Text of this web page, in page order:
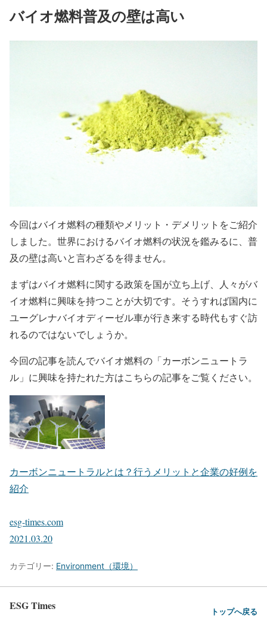
バイオ燃料普及の壁は高い
今回はバイオ燃料の種類やメリット・デメリットをご紹介
しました。世界におけるバイオ燃料の状況を鑑みるに、普
及の壁は高いと言わざるを得ません。
まずはバイオ燃料に関する政策を国が立ち上げ、人々がバ
イオ燃料に興味を持つことが大切です。そうすれば国内に
ユーグレナバイオディーゼル車が行き来する時代もすぐ訪
れるのではないでしょうか。
今回の記事を読んでバイオ燃料の「カーボンニュートラ
ル」に興味を持たれた方はこちらの記事をご覧ください。
カーボンニュートラルとは？行うメリットと企業の好例を
紹介
esg-times.com
2021.03.20
カテゴリー: Environment（環境）
ESG Times トップへ戻る